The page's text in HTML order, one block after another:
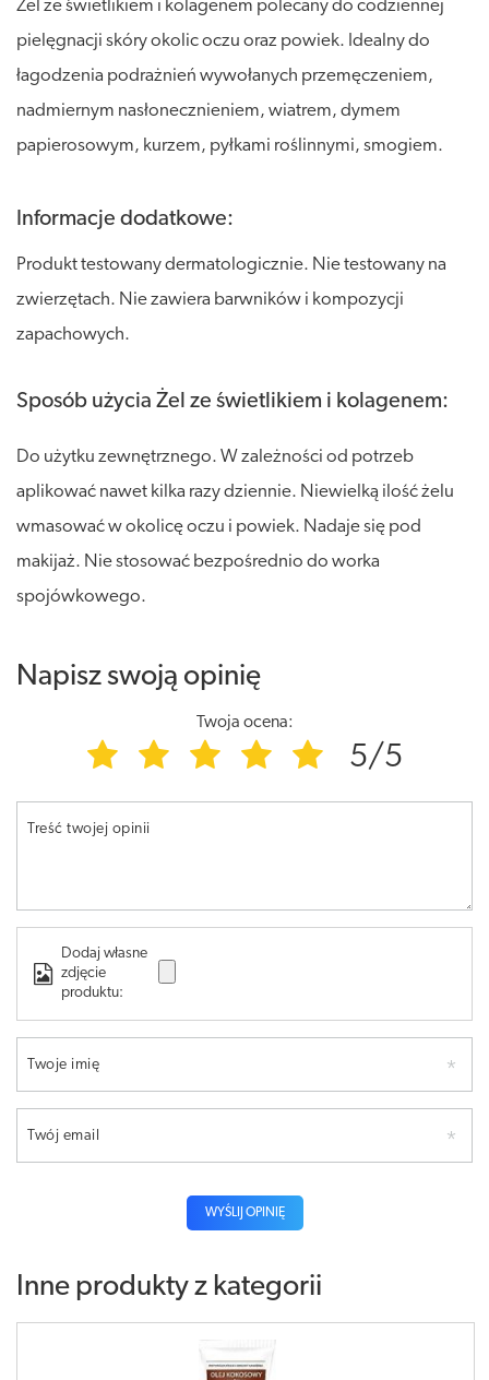
Żel ze świetlikiem i kolagenem polecany do codziennej
pielęgnacji skóry okolic oczu oraz powiek. Idealny do
łagodzenia podrażnień wywołanych przemęczeniem,
nadmiernym nasłonecznieniem, wiatrem, dymem
papierosowym, kurzem, pyłkami roślinnymi, smogiem.
Informacje dodatkowe:
Produkt testowany dermatologicznie. Nie testowany na
zwierzętach. Nie zawiera barwników i kompozycji
zapachowych.
Sposób użycia Żel ze świetlikiem i kolagenem:
Do użytku zewnętrznego. W zależności od potrzeb
aplikować nawet kilka razy dziennie. Niewielką ilość żelu
wmasować w okolicę oczu i powiek. Nadaje się pod
makijaż. Nie stosować bezpośrednio do worka
spojówkowego.
Napisz swoją opinię
Twoja ocena:
5/5
Treść twojej opinii
Dodaj własne
zdjęcie
produktu:
Twoje imię
Twój email
WYŚLIJ OPINIĘ
Inne produkty z kategorii